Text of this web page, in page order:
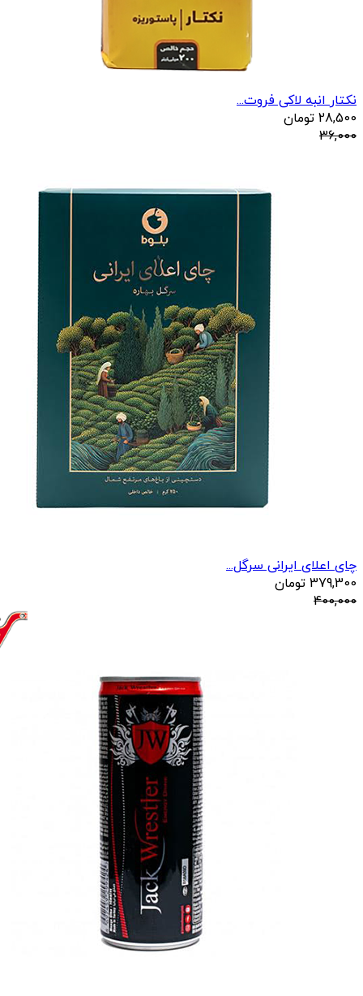
نکتار انبه لاکی فروت...
28,500 تومان
36,000
چای اعلای ایرانی سرگل...
379,300 تومان
400,000